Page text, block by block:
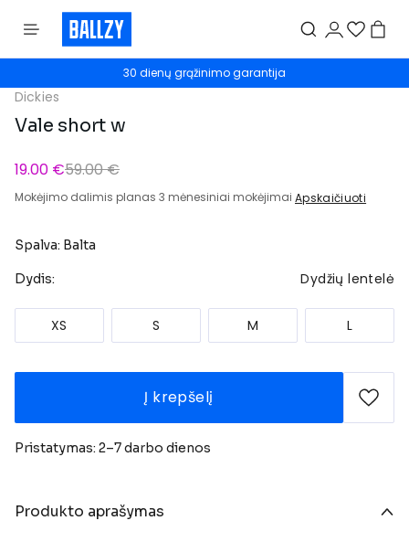
30 dienų grąžinimo garantija
Dickies
Vale short w
19.00 €59.00 €
Mokėjimo dalimis planas 3 mėnesiniai mokėjimai Apskaičiuoti
Spalva: Balta
Dydis: Dydžių lentelė
XS S M L
Į krepšelį
Pristatymas: 2–7 darbo dienos
Produkto aprašymas